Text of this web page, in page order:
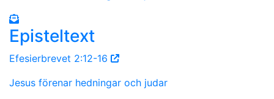
Episteltext
Efesierbrevet 2:12-16
Jesus förenar hedningar och judar